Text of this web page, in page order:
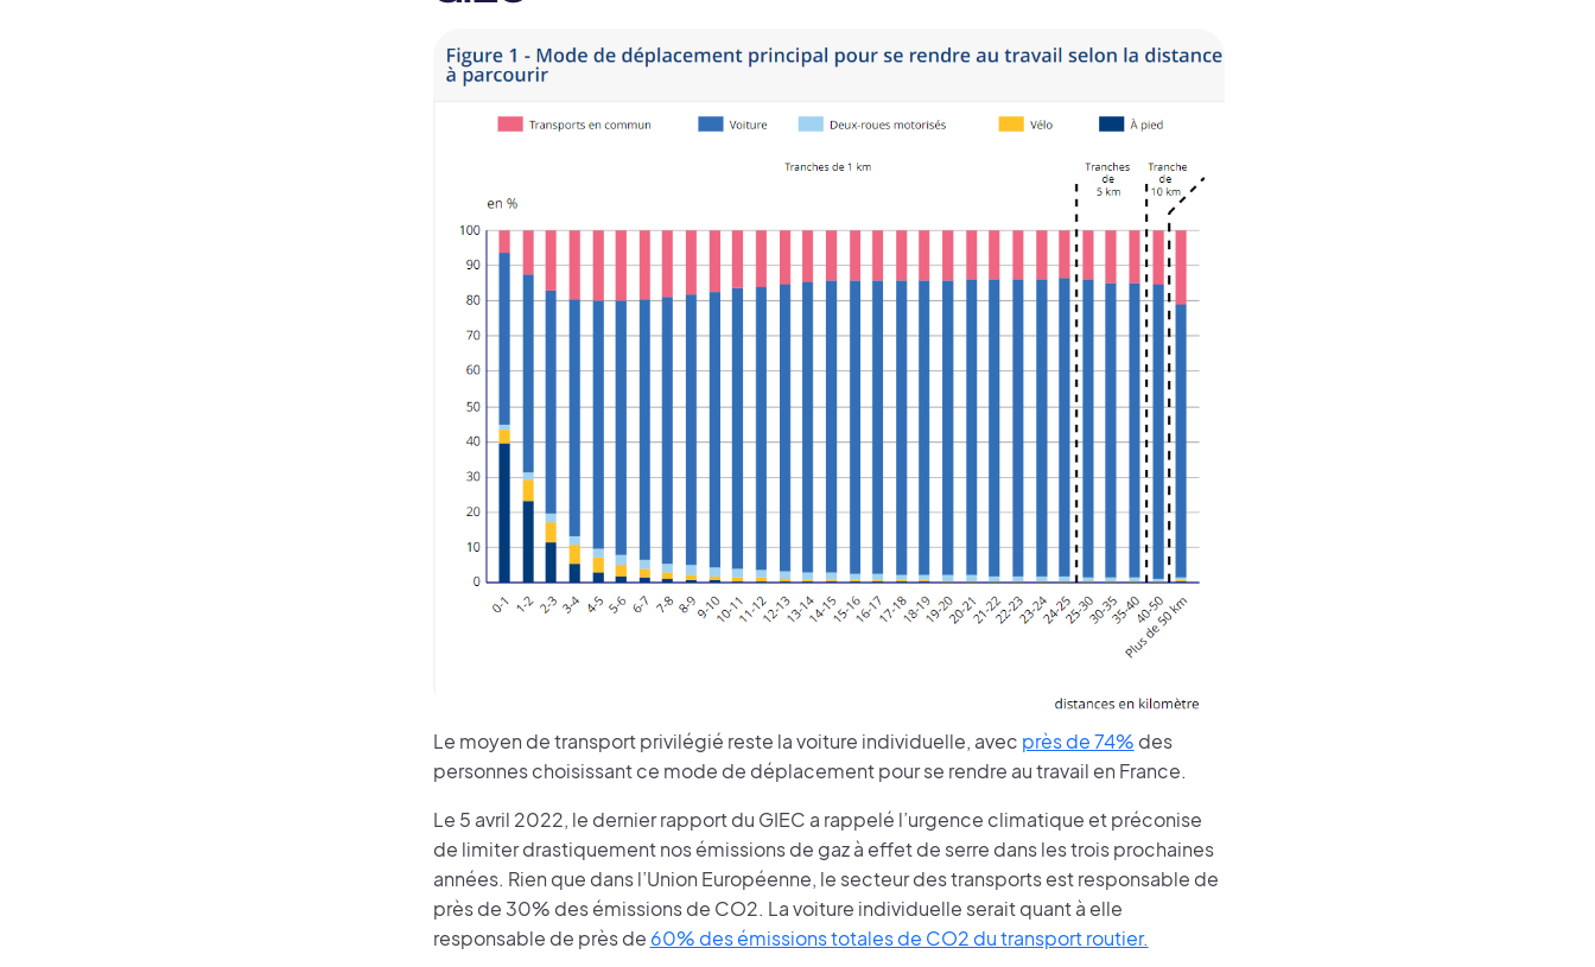
Le moyen de transport privilégié reste la voiture individuelle, avec près de 74% des
personnes choisissant ce mode de déplacement pour se rendre au travail en France.
Le 5 avril 2022, le dernier rapport du GIEC a rappelé l’urgence climatique et préconise
de limiter drastiquement nos émissions de gaz à effet de serre dans les trois prochaines
années. Rien que dans l’Union Européenne, le secteur des transports est responsable de
près de 30% des émissions de CO2. La voiture individuelle serait quant à elle
responsable de près de 60% des émissions totales de CO2 du transport routier.